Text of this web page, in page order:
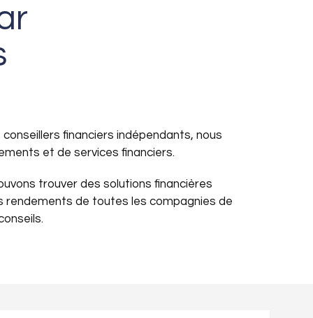
financiers indépendants, nous
et de services financiers.
trouver des solutions financières
rendements de toutes les compagnies de